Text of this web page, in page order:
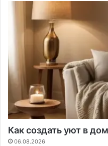
Как создать уют в
06.08.2026